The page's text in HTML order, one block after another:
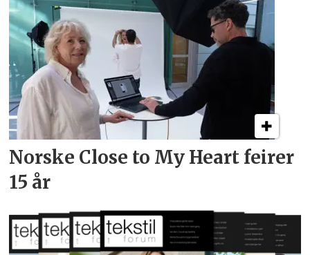
Norske Close to My Heart feirer
15 år